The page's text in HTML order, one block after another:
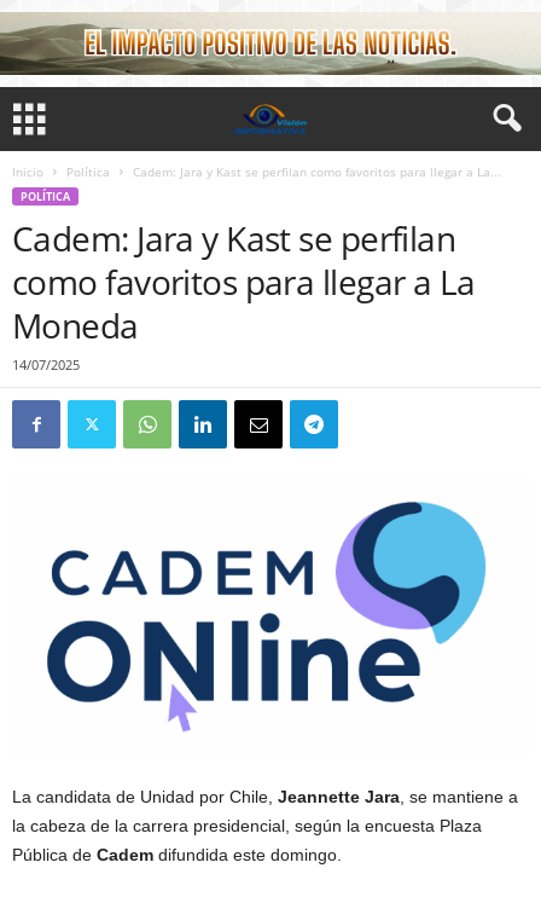
Inicio Política Cadem: Jara y Kast se perfilan como favoritos para llegar a La...
POLÍTICA
Cadem: Jara y Kast se perfilan
como favoritos para llegar a La
Moneda
14/07/2025
La candidata de Unidad por Chile, Jeannette Jara , se mantiene a
la cabeza de la carrera presidencial, según la encuesta Plaza
Pública de Cadem difundida este domingo.